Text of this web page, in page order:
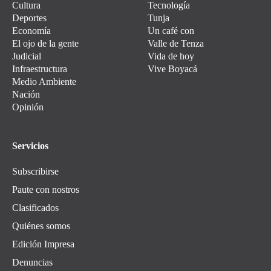
Cultura
Deportes
Economía
El ojo de la gente
Judicial
Infraestructura
Medio Ambiente
Nación
Opinión
Tecnología
Tunja
Un café con
Valle de Tenza
Vida de hoy
Vive Boyacá
Servicios
Subscribirse
Paute con nostros
Clasificados
Quiénes somos
Edición Impresa
Denuncias